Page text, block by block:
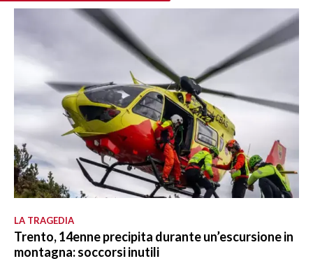
LA TRAGEDIA
Trento, 14enne precipita durante un’escursione in
montagna: soccorsi inutili